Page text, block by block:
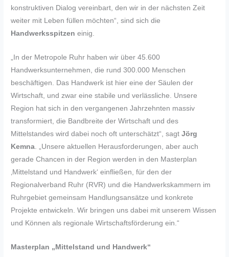
konstruktiven Dialog vereinbart, den wir in der nächsten Zeit
weiter mit Leben füllen möchten“, sind sich die
Handwerksspitzeneinig.
„In der Metropole Ruhr haben wir über 45.600
Handwerksunternehmen, die rund 300.000 Menschen
beschäftigen. Das Handwerk ist hier eine der Säulen der
Wirtschaft, und zwar eine stabile und verlässliche. Unsere
Region hat sich in den vergangenen Jahrzehnten massiv
transformiert, die Bandbreite der Wirtschaft und des
Mittelstandes wird dabei noch oft unterschätzt“, sagtJörg
Kemna. „Unsere aktuellen Herausforderungen, aber auch
gerade Chancen in der Region werden in den Masterplan
‚Mittelstand und Handwerk‘ einfließen, für den der
Regionalverband Ruhr (RVR) und die Handwerkskammern im
Ruhrgebiet gemeinsam Handlungsansätze und konkrete
Projekte entwickeln. Wir bringen uns dabei mit unserem Wissen
und Können als regionale Wirtschaftsförderung ein.“
Masterplan „Mittelstand und Handwerk“